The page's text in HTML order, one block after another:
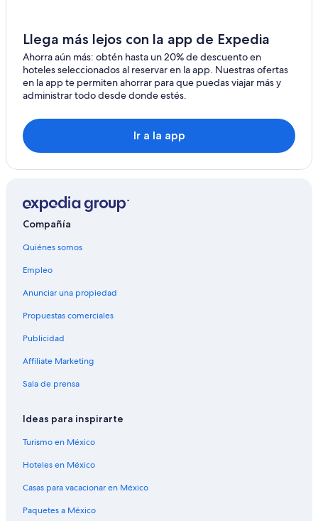
Llega más lejos con la app de Expedia
Ahorra aún más: obtén hasta un 20% de descuento en
hoteles seleccionados al reservar en la app. Nuestras ofertas
en la app te permiten ahorrar para que puedas viajar más y
administrar todo desde donde estés.
Ir a la app
Compañía
Quiénes somos
Empleo
Anunciar una propiedad
Propuestas comerciales
Publicidad
Affiliate Marketing
Sala de prensa
Ideas para inspirarte
Turismo en México
Hoteles en México
Casas para vacacionar en México
Paquetes a México